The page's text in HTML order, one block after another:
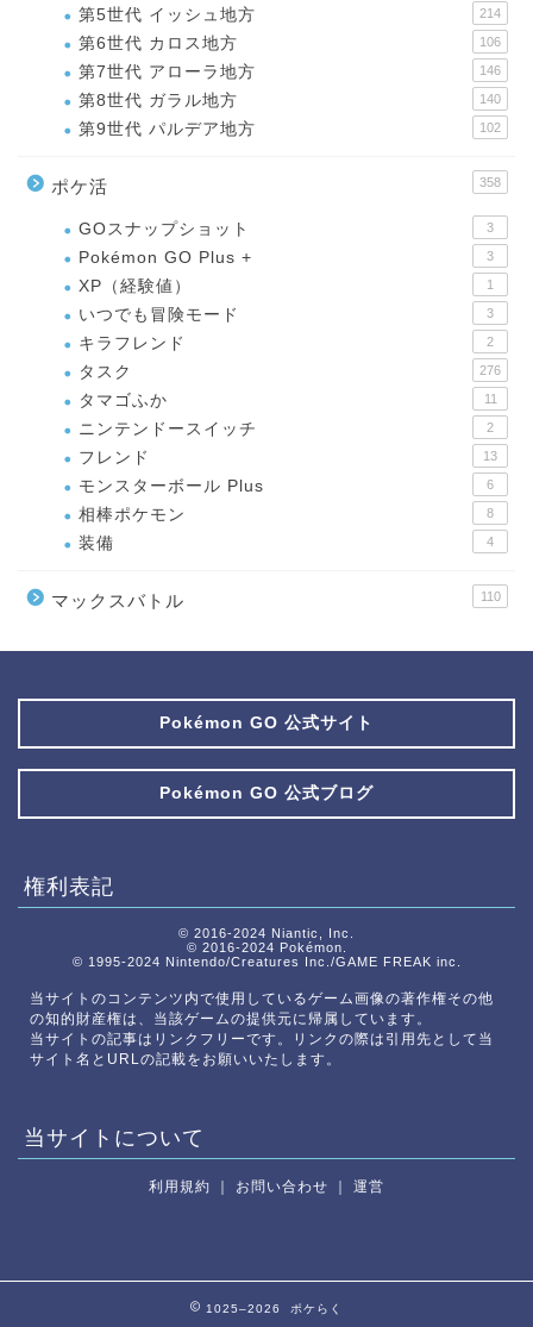
第5世代 イッシュ地方 214
第6世代 カロス地方 106
第7世代 アローラ地方 146
第8世代 ガラル地方 140
第9世代 パルデア地方 102
ポケ活 358
GOスナップショット 3
Pokémon GO Plus + 3
XP（経験値） 1
いつでも冒険モード 3
キラフレンド 2
タスク 276
タマゴふか 11
ニンテンドースイッチ 2
フレンド 13
モンスターボール Plus 6
相棒ポケモン 8
装備 4
マックスバトル 110
Pokémon GO 公式サイト
Pokémon GO 公式ブログ
権利表記
© 2016-2024 Niantic, Inc.
© 2016-2024 Pokémon.
© 1995-2024 Nintendo/Creatures Inc./GAME FREAK inc.
当サイトのコンテンツ内で使用しているゲーム画像の著作権その他
の知的財産権は、当該ゲームの提供元に帰属しています。
当サイトの記事はリンクフリーです。リンクの際は引用先として当
サイト名とURLの記載をお願いいたします。
当サイトについて
利用規約 ｜ お問い合わせ ｜ 運営
1025–2026 ポケらく